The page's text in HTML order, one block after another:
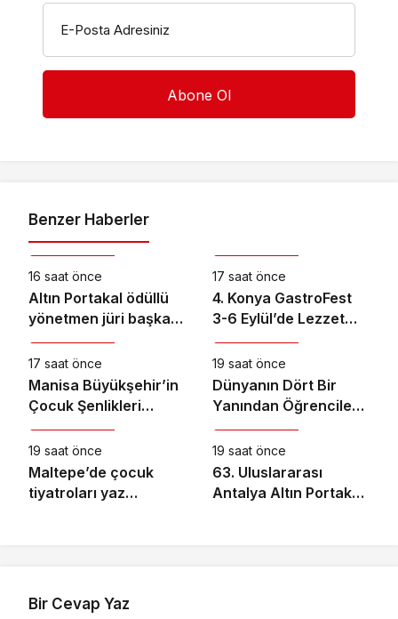
E-Posta Adresiniz
Benzer Haberler
Kültür & Sanat
16 saat önce
Altın Portakal ödüllü
yönetmen jüri başkanı
oldu
17 saat önce
4. Konya GastroFest
3-6 Eylül’de Lezzet
Tutkunlarını
Ağırlayacak
17 saat önce
Manisa Büyükşehir’in
Çocuk Şenlikleri
Saruhanlı’da Yüzleri
Gülümsetti
19 saat önce
Dünyanın Dört Bir
Yanından Öğrencileri
Buluşturan “Bilgi
Buzkıranı” Seferi
Başladı
19 saat önce
Maltepe’de çocuk
tiyatroları yaz
19 saat önce
63. Uluslararası
Antalya Altın Portakal
Bir Cevap Yaz